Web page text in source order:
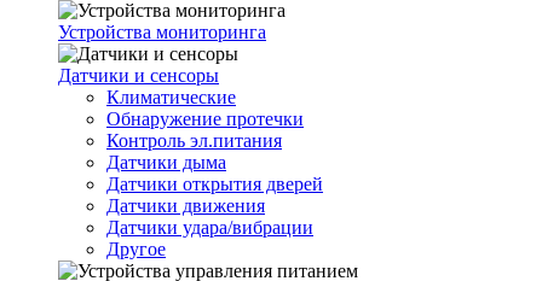
Устройства мониторинга
Датчики и сенсоры
Климатические
Обнаружение протечки
Контроль эл.питания
Датчики дыма
Датчики открытия дверей
Датчики движения
Датчики удара/вибрации
Другое